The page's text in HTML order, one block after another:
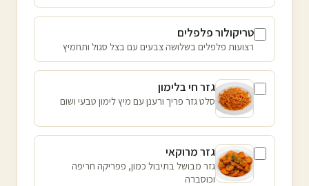
טריקולור פלפלים
רצועות פלפלים בשלושה צבעים עם בצל סגול ותחמיץ
גזר חי בלימון
סלט גזר פריך ורענן עם מיץ לימון טבעי ושום
גזר מרוקאי
גזר מבושל בתיבול כמון, פפריקה חריפה
וכוסברה